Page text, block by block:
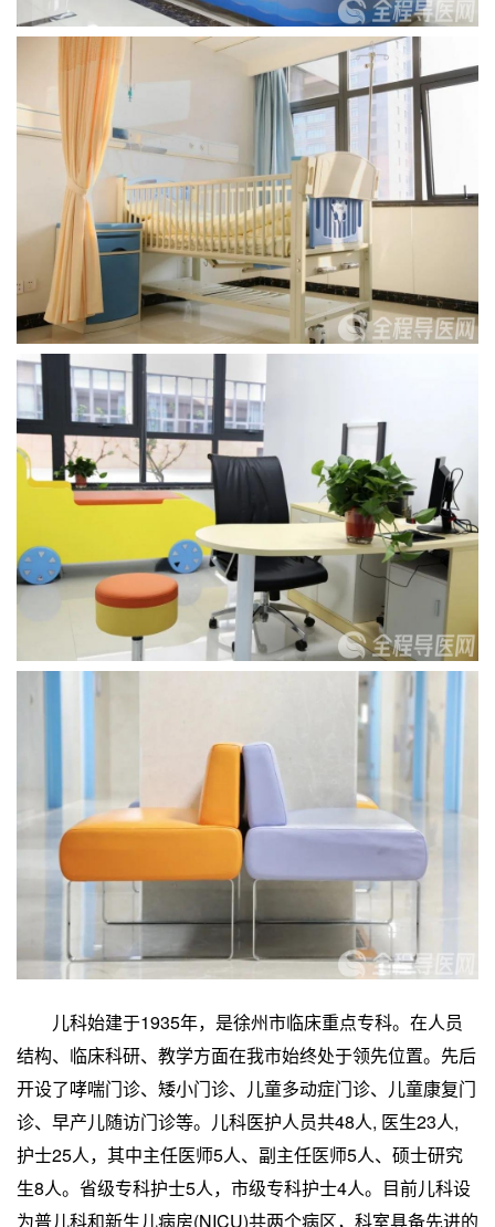
儿科始建于1935年，是徐州市临床重点专科。在人员
结构、临床科研、教学方面在我市始终处于领先位置。先后
开设了哮喘门诊、矮小门诊、儿童多动症门诊、儿童康复门
诊、早产儿随访门诊等。儿科医护人员共48人, 医生23人,
护士25人，其中主任医师5人、副主任医师5人、硕士研究
生8人。省级专科护士5人，市级专科护士4人。目前儿科设
为普儿科和新生儿病房(NICU)共两个病区，科室具备先进的